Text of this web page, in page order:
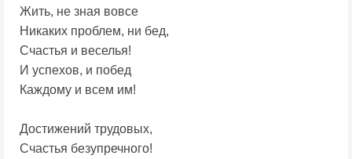
Жить, не зная вовсе
Никаких проблем, ни бед,
Счастья и веселья!
И успехов, и побед
Каждому и всем им!
Достижений трудовых,
Счастья безупречного!